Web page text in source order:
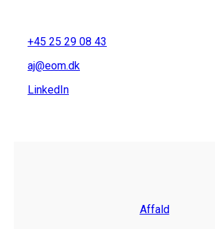
+45 25 29 08 43
aj@eom.dk
LinkedIn
Affald